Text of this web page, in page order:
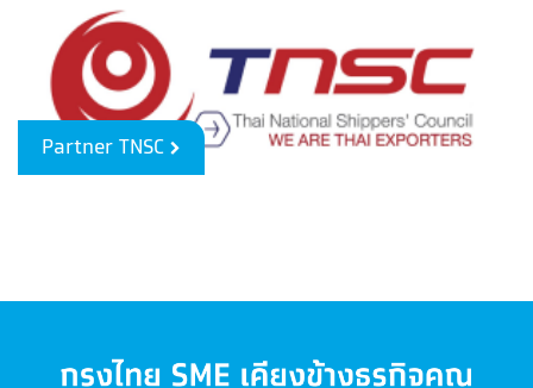
Partner TNSC